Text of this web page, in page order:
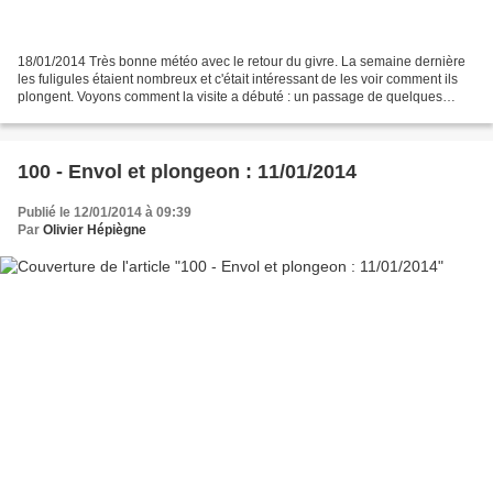
18/01/2014 Très bonne météo avec le retour du givre. La semaine dernière
les fuligules étaient nombreux et c'était intéressant de les voir comment ils
plongent. Voyons comment la visite a débuté : un passage de quelques
100 - Envol et plongeon : 11/01/2014
Publié le 12/01/2014 à 09:39
Par Olivier Hépiègne